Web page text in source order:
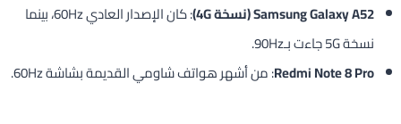
Samsung Galaxy A52 (نسخة 4G)
: كان الإصدار العادي 60Hz، بينما
نسخة 5G جاءت بـ90Hz.
Redmi Note 8 Pro: من أشهر هواتف شاومي القديمة بشاشة 60Hz.